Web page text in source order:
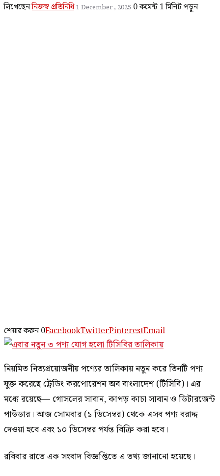
লিখেছেননিজস্ব প্রতিনিধি1 December , 2025 0 কমেন্ট 1 মিনিট পড়ুন
শেয়ার করুন 0FacebookTwitterPinterestEmail
নিয়মিত নিত্যপ্রয়োজনীয় পণ্যের তালিকায় নতুন করে তিনটি পণ্য
যুক্ত করেছে ট্রেডিং করপোরেশন অব বাংলাদেশ (টিসিবি)। এর
মধ্যে রয়েছে— গোসলের সাবান, কাপড় কাচা সাবান ও ডিটারজেন্ট
পাউডার। আজ সোমবার (১ ডিসেম্বর) থেকে এসব পণ্য বরাদ্দ
দেওয়া হবে এবং ১০ ডিসেম্বর পর্যন্ত বিক্রি করা হবে।
রবিবার রাতে এক সংবাদ বিজ্ঞপ্তিতে এ তথ্য জানানো হয়েছে।